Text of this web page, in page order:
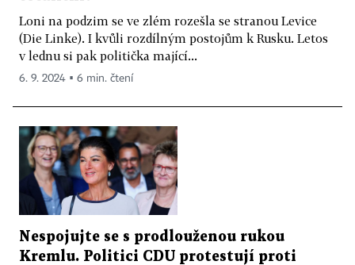
Loni na podzim se ve zlém rozešla se stranou Levice
(Die Linke). I kvůli rozdílným postojům k Rusku. Letos
v lednu si pak politička mající...
6. 9. 2024 ▪ 6 min. čtení
Nespojujte se s prodlouženou rukou
Kremlu. Politici CDU protestují proti